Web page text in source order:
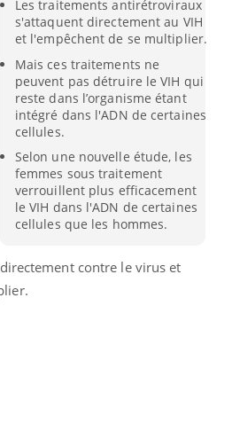
Les traitements antirétroviraux
s'attaquent directement au VIH
et l'empêchent de se multiplier.
Mais ces traitements ne
peuvent pas détruire le VIH qui
reste dans l’organisme étant
intégré dans l'ADN de certaines
cellules.
Selon une nouvelle étude, les
femmes sous traitement
verrouillent plus efficacement
le VIH dans l'ADN de certaines
cellules que les hommes.
contre le virus et